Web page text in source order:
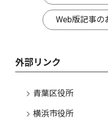
Web版記事の
外部リンク
青葉区役所
横浜市役所